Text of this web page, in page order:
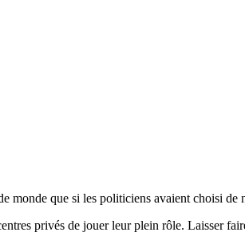
monde que si les politiciens avaient choisi de
privés de jouer leur plein rôle. Laisser